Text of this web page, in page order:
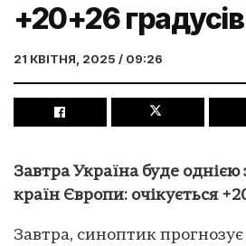
+20+26 градусів
21 КВІТНЯ, 2025 / 09:26
Завтра Україна буде
країн Європи: очікується
Завтра, синоптик